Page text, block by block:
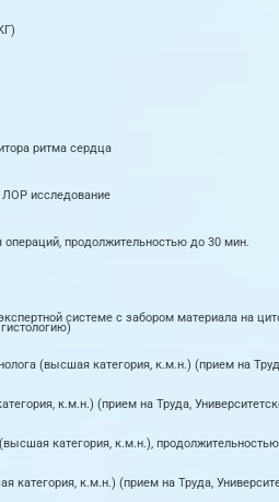
ритма сердца
ЛОР исследование
операций, продолжительностью до 30 мин.
системе с забором материала на
(высшая категория, к.м.н.) (прием на
к.м.н.) (прием на Труда,
категория, к.м.н.),
категория, к.м.н.) (прием на Труда,